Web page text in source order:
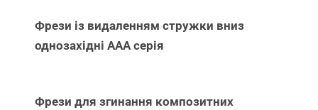
Фрези із видаленням стружки вниз
однозахідні ААА серія
Фрези для згинання композитних